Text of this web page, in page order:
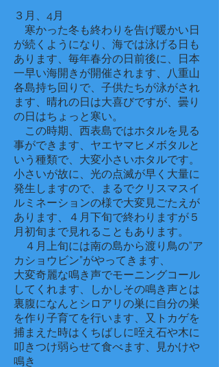
３月、4月
​ 寒かった冬も終わりを告げ暖かい日
が続くようになり、海では泳げる日も
あります、毎年春分の日前後に、日本
一早い海開きが開催されます、八重山
各島持ち回りで、子供たちが泳がされ
ます、晴れの日は大喜びですが、曇り
の日はちょっと寒い。
この時期、西表島ではホタルを見る
事ができます、ヤエヤマヒメボタルと
いう種類で、大変小さいホタルです。
小さいが故に、光の点滅が早く大量に
発生しますので、まるでクリスマスイ
ルミネーションの様で大変見ごたえが
あります、４月下旬で終わりますが５
月初旬まで見れることもあります。
​ ４月上旬には南の島から渡り鳥の”ア
カショウビン”がやってきます、
大変奇麗な鳴き声でモーニングコール
してくれます、しかしその鳴き声とは
裏腹になんとシロアリの巣に自分の巣
を作り子育てを行います、又トカゲを
捕まえた時はくちばしに咥え石や木に
叩きつけ弱らせて食べます、見かけや
鳴き